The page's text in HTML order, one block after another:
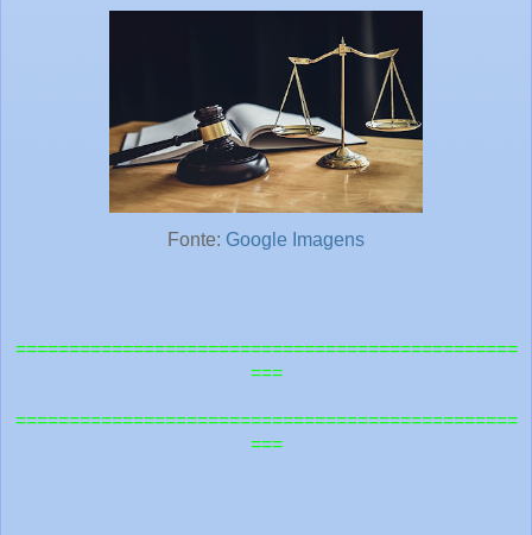
Fonte: Google Imagens
===============================================
===
===============================================
===